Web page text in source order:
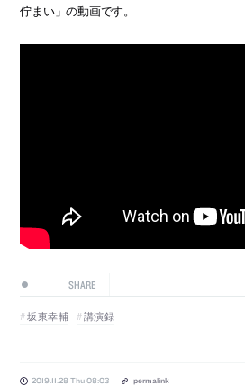
佇まい」の動画です。
SHARE
坂東幸輔 講演録
2019.11.28 Thu 08:03 permalink